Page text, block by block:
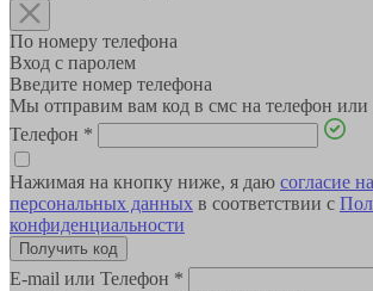
По номеру телефона
Вход с паролем
Введите номер телефона
Мы отправим вам код в смс на телефон
Телефон *
Нажимая на кнопку ниже, я даю согласие
персональных данных в соответствии с
конфиденциальности
E-mail или Телефон *